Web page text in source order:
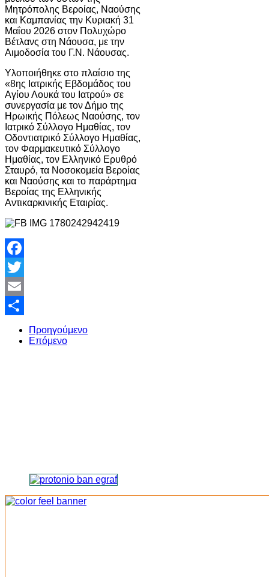
Μητρόπολης Βεροίας, Ναούσης
και Καμπανίας την Κυριακή 31
Μαΐου 2026 στον Πολυχώρο
Βέτλανς στη Νάουσα, με την
Αιμοδοσία του Γ.Ν. Νάουσας.
Υλοποιήθηκε στο πλαίσιο της
«8ης Ιατρικής Εβδομάδος του
Αγίου Λουκά του Ιατρού» σε
συνεργασία με τον Δήμο της
Ηρωικής Πόλεως Ναούσης, τον
Ιατρικό Σύλλογο Ημαθίας, τον
Οδοντιατρικό Σύλλογο Ημαθίας,
τον Φαρμακευτικό Σύλλογο
Ημαθίας, τον Ελληνικό Ερυθρό
Σταυρό, τα Νοσοκομεία Βεροίας
και Ναούσης και το παράρτημα
Βεροίας της Ελληνικής
Αντικαρκινικής Εταιρίας.
Facebook
Twitter
Email
Share
Προηγούμενο
Επόμενο